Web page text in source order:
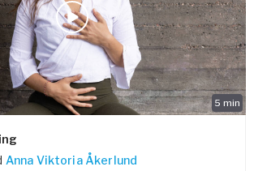
5 min
Anna Viktoria Åkerlund